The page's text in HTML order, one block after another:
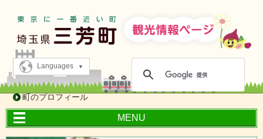
Languages
町のプロフィール
MENU